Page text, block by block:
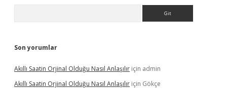
Son yorumlar
Akıllı Saatin Orjinal Olduğu Nasıl Anlaşılır için admin
Akıllı Saatin Orjinal Olduğu Nasıl Anlaşılır için Gökçe